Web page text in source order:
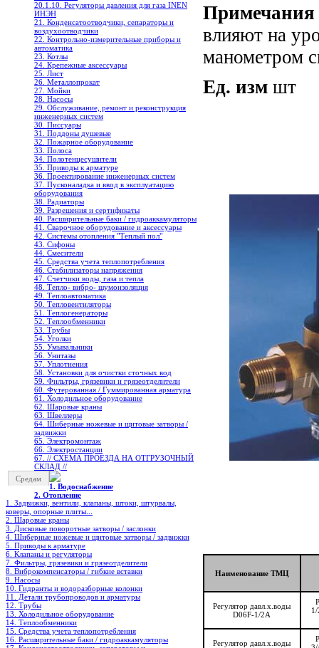
20.1.10. Регуляторы давления для газа INEN
ИНЭН
21. Конденсатоотводчики, сепараторы и
воздухоотводчики
22. Контрольно-измерительные приборы и
автоматика
23. Котлы
24. Крепежные аксессуары
25. Лист
26. Металлопрокат
27. Мойки
28. Насосы
29. Обслуживание, ремонт и реконструкция
инженерных систем
30. Писсуары
31. Поддоны душевые
32. Пожарное оборудование
33. Полоса
34. Полотенцесушители
35. Приводы к арматуре
36. Проектирование инженерных систем
37. Пусконаладка и ввод в эксплуатацию
оборудования
38. Радиаторы
39. Разрешения и сертификаты
40. Расширительные баки / гидроаккамуляторы
41. Сварочное оборудование и аксессуары
42. Системы отопления "Теплый пол"
43. Сифоны
44. Смесители
45. Средства учета теплопотребления
46. Стабилизаторы напряжения
47. Счетчики воды, газа и тепла
48. Тепло- вибро- шумоизоляция
49. Теплоавтоматика
50. Тепловентиляторы
51. Теплогенераторы
52. Теплообменники
53. Трубы
54. Уголки
55. Умывальники
56. Унитазы
57. Уплотнения
58. Установки для очистки сточных вод
59. Фильтры, грязевики и грязеотделители
60. Футерованная / Гуммированная арматура
61. Холодильное oборудование
62. Шаровые краны
63. Швеллеры
64. Шиберные ножевые и щитовые затворы /
задвижки
65. Электромонтаж
66. Электростанции
67. // СХЕМА ПРОЕЗДА НА ОТГРУЗОЧНЫЙ
СКЛАД //
Средам
1. Водоснабжение
2. Отопление
1. Задвижки, вентили, клапаны, штоки, штурвалы,
коверы, опорные плиты...
2. Шаровые краны
3. Дисковые поворотные затворы / заслонки
4. Шиберные ножевые и щитовые затворы / задвижки
5. Приводы к арматуре
6. Клапаны и регуляторы
7. Фильтры, грязевики и грязеотделители
8. Виброкомпенсаторы / гибкие вставки
9. Насосы
10. Гидранты и водоразборные колонки
11. Детали трубопроводов и арматуры
12. Трубы
13. Холодильное oборудование
14. Теплообменники
15. Средства учета теплопотребления
16. Расширительные баки / гидроаккамуляторы
Примечания
влияют на
манометром
Ед. изм шт
Наименование ТМЦ
Регулятор давл.х.воды
D06F-1/2А
Регулятор давл.х.воды